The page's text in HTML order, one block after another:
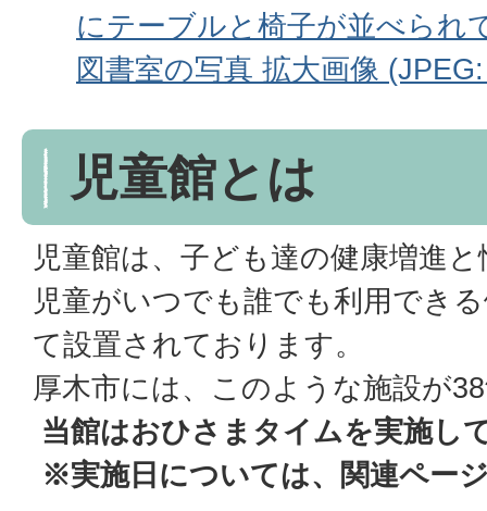
にテーブルと椅子が並べられ
図書室の写真 拡大画像
児童館とは
児童館は、子ども達の健康増進
児童がいつでも誰でも利用でき
て設置されております。
厚木市には、このような施設が
当館はおひさまタイムを実施し
※実施日については、関連ペー